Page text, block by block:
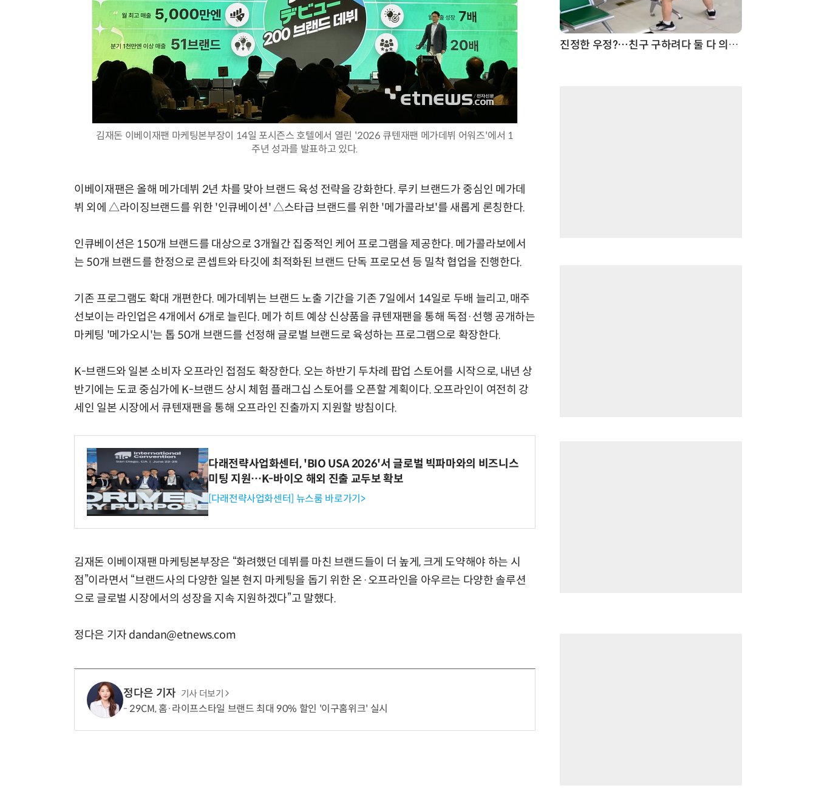
김재돈 이베이재팬 마케팅본부장이 14일 포시즌스 호텔에서 열린 '2026 큐텐재팬 메가데뷔 어워즈'에서 1
주년 성과를 발표하고 있다.
이베이재팬은 올해 메가데뷔 2년 차를 맞아 브랜드 육성 전략을 강화한다. 루키 브랜드가 중심인 메가데
뷔 외에 △라이징브랜드를 위한 '인큐베이션' △스타급 브랜드를 위한 '메가콜라보'를 새롭게 론칭한다.
인큐베이션은 150개 브랜드를 대상으로 3개월간 집중적인 케어 프로그램을 제공한다. 메가콜라보에서
는 50개 브랜드를 한정으로 콘셉트와 타깃에 최적화된 브랜드 단독 프로모션 등 밀착 협업을 진행한다.
기존 프로그램도 확대 개편한다. 메가데뷔는 브랜드 노출 기간을 기존 7일에서 14일로 두배 늘리고, 매주
선보이는 라인업은 4개에서 6개로 늘린다. 메가 히트 예상 신상품을 큐텐재팬을 통해 독점·선행 공개하는
마케팅 '메가오시'는 톱 50개 브랜드를 선정해 글로벌 브랜드로 육성하는 프로그램으로 확장한다.
K-브랜드와 일본 소비자 오프라인 접점도 확장한다. 오는 하반기 두차례 팝업 스토어를 시작으로, 내년 상
반기에는 도쿄 중심가에 K-브랜드 상시 체험 플래그십 스토어를 오픈할 계획이다. 오프라인이 여전히 강
세인 일본 시장에서 큐텐재팬을 통해 오프라인 진출까지 지원할 방침이다.
다래전략사업화센터, 'BIO USA 2026'서 글로벌 빅파마와의 비즈니스
미팅 지원…K-바이오 해외 진출 교두보 확보
[다래전략사업화센터] 뉴스룸 바로가기>
김재돈 이베이재팬 마케팅본부장은 “화려했던 데뷔를 마친 브랜드들이 더 높게, 크게 도약해야 하는 시
점”이라면서 “브랜드사의 다양한 일본 현지 마케팅을 돕기 위한 온·오프라인을 아우르는 다양한 솔루션
으로 글로벌 시장에서의 성장을 지속 지원하겠다”고 말했다.
정다은 기자 dandan@etnews.com
정다은 기자 기사 더보기
29CM, 홈·라이프스타일 브랜드 최대 90% 할인 '이구홈위크' 실시
진정한 우정?…친구 구하려다 둘 다 의자 틈에 목이 낀 순간